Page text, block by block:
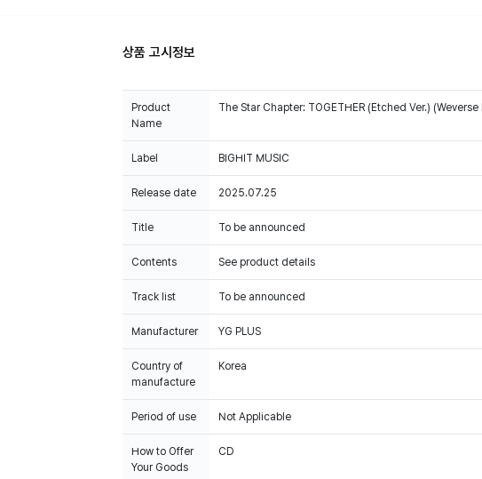
상품 고시정보
Product
Name
The Star Chapter: TOGETHER (Etched Ver.) (Weverse
Label BIGHIT MUSIC
Release date 2025.07.25
Title To be announced
Contents See product details
Track list To be announced
Manufacturer YG PLUS
Country of
manufacture
Korea
Period of use Not Applicable
How to Offer
Your Goods
CD